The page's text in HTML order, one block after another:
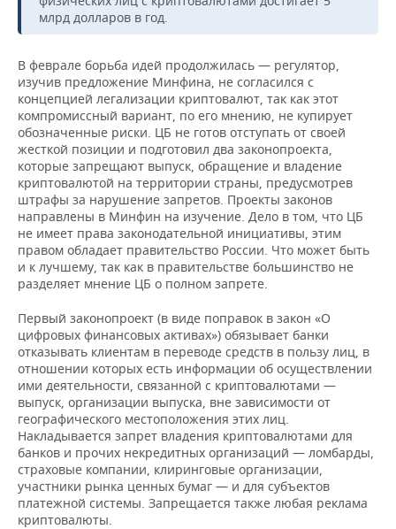
млрд долларов в год.
В феврале борьба идей продолжилась — регулятор,
изучив предложение Минфина, не согласился с
концепцией легализации криптовалют, так как этот
компромиссный вариант, по его мнению, не купирует
обозначенные риски. ЦБ не готов отступать от своей
жесткой позиции и подготовил два законопроекта,
которые запрещают выпуск, обращение и владение
криптовалютой на территории страны, предусмотрев
штрафы за нарушение запретов. Проекты законов
направлены в Минфин на изучение. Дело в том, что ЦБ
не имеет права законодательной инициативы, этим
правом обладает правительство России. Что может быть
и к лучшему, так как в правительстве большинство не
разделяет мнение ЦБ о полном запрете.
Первый законопроект (в виде поправок в закон «О
цифровых финансовых активах») обязывает банки
отказывать клиентам в переводе средств в пользу лиц, в
отношении которых есть информации об осуществлении
ими деятельности, связанной с криптовалютами —
выпуск, организации выпуска, вне зависимости от
географического местоположения этих лиц.
Накладывается запрет владения криптовалютами для
банков и прочих некредитных организаций — ломбарды,
страховые компании, клиринговые организации,
участники рынка ценных бумаг — и для субъектов
платежной системы. Запрещается также любая реклама
криптовалюты.